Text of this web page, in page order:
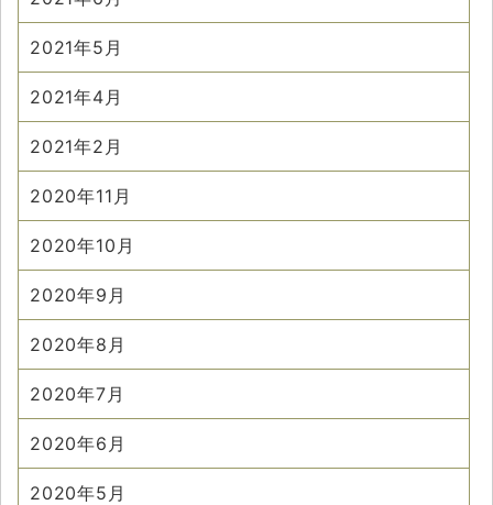
2021年5月
2021年4月
2021年2月
2020年11月
2020年10月
2020年9月
2020年8月
2020年7月
2020年6月
2020年5月